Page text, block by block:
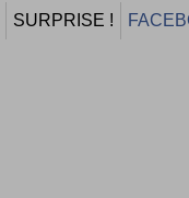
SURPRISE !